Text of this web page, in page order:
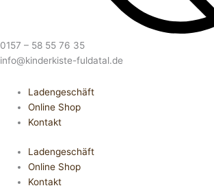
0157 – 58 55 76 35
info@kinderkiste-fuldatal.de
Ladengeschäft
Online Shop
Kontakt
Ladengeschäft
Online Shop
Kontakt